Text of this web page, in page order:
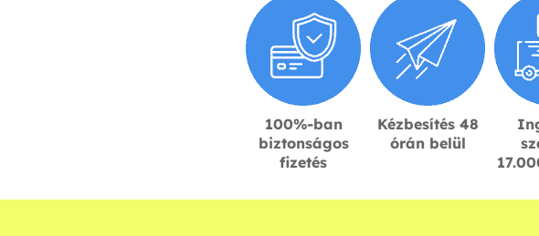
100%-ban
biztonságos
fizetés
Kézbesítés 48
órán belül